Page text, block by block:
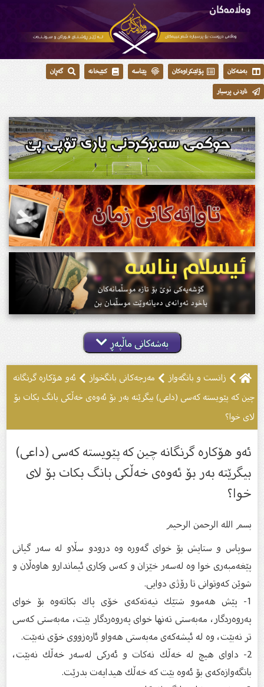
بەشەکان پۆلێنکراوەکان پێناسە کتێبخانە
گەڕان
ناردنی پرسیار
بەشەکانی ماڵپەڕ
زانست و بانگەواز مەرجەکانى بانگخواز
ئەو هۆكارە گرنگانە
چین كە پێویستە كەسى (داعى) بیگرێتە بەر بۆ ئەوەى خەڵكى بانگ بكات بۆ
لاى خوا؟
ئەو هۆكارە گرنگانە چین كە پێویستە كەسى (داعى)
بیگرێتە بەر بۆ ئەوەى خەڵكى بانگ بكات بۆ لاى
خوا؟
بسم الله الرحمن الرحیم
سوپاس و ستایش بۆ خواى گەورە وە درودو سڵاو لە سەر گیانى
پێغەمبەرى خوا وە لەسەر خێزان و كەس وكارى ئیماندارو هاوەڵان و
شوێن كەوتوانى تا رۆژى دوایى.
1- پێش هەموو شتێك نیەتەكەى خۆى پاك بكاتەوە بۆ خواى
پەروەردگار، مەبەستى تەنها خواى پەروەردگار بێت، مەبەستى كەسى
تر نەبێت، وە لە ئیشەكەى مەبەستى هەواو ئارەزووى خۆى نەبێت.
2- داواى هیچ لە خەڵك نەكات و ئەركى لەسەر خەڵك نەبێت،
بانگەوازەكەى بۆ ئەوە بێت كە خەڵك هیدایەت بدرێت.